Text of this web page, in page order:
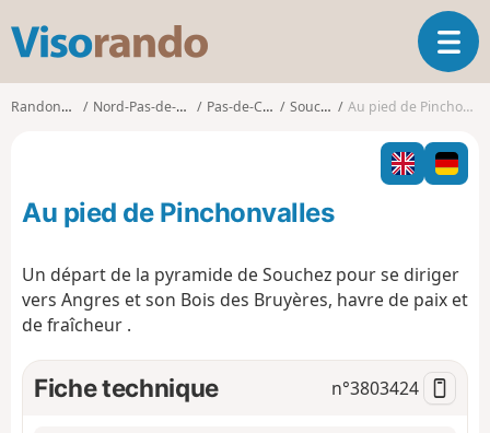
s
o
o
O
u
v
i
r
l
v
t
Randonnées Nord-Pas-de-Calais Pas-de-Calais Souchez Au pied de Pinchonvalles
Au pied de Pinchonvalles
Un départ de la pyramide de Souchez pour se diriger
vers Angres et son Bois des Bruyères, havre de paix et
de fraîcheur .
Fiche technique n°3803424